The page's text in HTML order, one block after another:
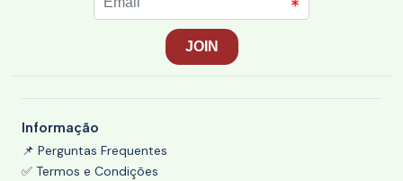
Informação
📌 Perguntas Frequentes
✅ Termos e Condições